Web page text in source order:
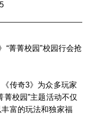
菁菁校园”校园行会抢
传奇3》为众多玩家
菁校园”主题活动不仅
富的玩法和独家福